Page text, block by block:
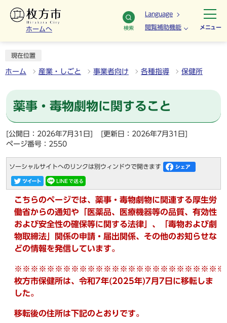
ホームへ 検索
Language
閲覧補助機能 メニュー
現在位置
ホーム 産業・しごと 事業者向け 各種指導 保健所
薬事・毒物劇物に関すること
[公開日：2026年7月31日]
[更新日：2026年7月31日]
ページ番号：2550
ソーシャルサイトへのリンクは別ウィンドウで開きます
こちらのページでは、薬事・毒物劇物に関連する厚生労
働省からの通知や「医薬品、医療機器等の品質、有効性
および安全性の確保等に関する法律」、「毒物および劇
物取締法」関係の申請・届出関係、その他のお知らせな
どの情報を発信しています。
※ ※ ※ ※ ※ ※ ※ ※ ※ ※ ※ ※ ※ ※ ※ ※ ※ ※ ※ ※ ※ ※ ※ ※ ※ ※
枚方市保健所は、令和7年(2025年)7月7日に移転しま
した。
移転後の住所は下記のとおりです。